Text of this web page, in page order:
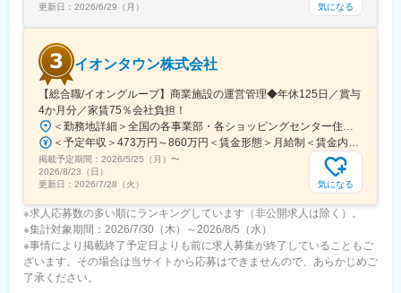
■想定されるキャリアパス
実績や評価に応じて昇給や役職登用、関連資格取得による手当支
給など、着実なキャリア形成が可能です。
■企業の特徴/魅力
グループ設立30年以上、丸亀・坂出エリアで高い信頼と実績を誇
る地域密着企業です。
変更の範囲：会社の定める業務
更新日： 2026/6/29（月） 気になる
イオンタウン株式会社
【総合職/イオングループ】商業施設の運営管理◆年休125日／賞与
4か月分／家賃75％会社負担！
＜勤務地詳細＞全国の各事業部・各ショッピングセンター住所：千葉県千葉市美浜区中瀬1-5-1イオンタワー10F（本社所在地） 受動喫煙対策：敷地内全面禁煙変更の範囲：会社の定める事業所
＜予定年収＞473万円～860万円＜賃金形態＞月給制＜賃金内訳＞月額（基本給）：296,000円～516,000円＜月給＞296,000円～516,000円＜昇給有無＞有＜残業手当＞有＜給与補足＞■予定年収はあくまでも目安の金額であり、選考を通じて上下する可能性があります。■予定年収は全国転勤可能な場合の目安です。■賞与：平均年4.2か月分程度■管理監督者として採用された場合、「時間外勤務手当」「休日勤務手当」の対象外となります。賃金はあくまでも目安の金額であり、選考を通じて上下する可能性があります。月給(月額)は固定手当を含めた表記です。
掲載予定期間： 2026/5/25（月） 〜
2026/8/23（日）
更新日： 2026/7/28（火） 気になる
※求人応募数の多い順にランキングしています（非公開求人は除く）。
※集計対象期間：2026/7/30（木）～2026/8/5（水）
※事情により掲載終了予定日よりも前に求人募集が終了していることもご
ざいます。その場合は当サイトから応募はできませんので、あらかじめご
了承ください。